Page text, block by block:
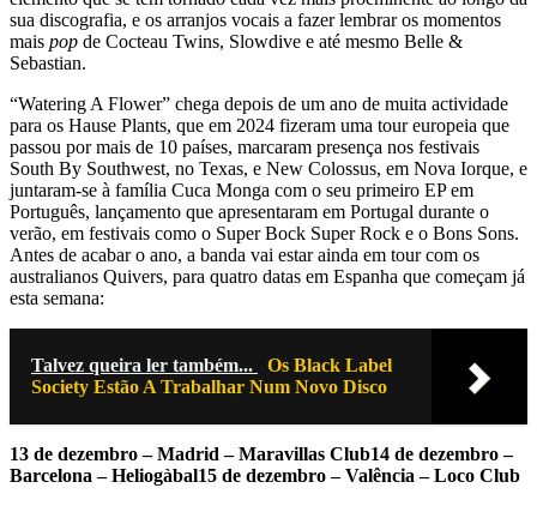
sua discografia, e os arranjos vocais a fazer lembrar os momentos
mais pop de Cocteau Twins, Slowdive e até mesmo Belle &
Sebastian.
“Watering A Flower” chega depois de um ano de muita actividade
para os Hause Plants, que em 2024 fizeram uma tour europeia que
passou por mais de 10 países, marcaram presença nos festivais
South By Southwest, no Texas, e New Colossus, em Nova Iorque, e
juntaram-se à família Cuca Monga com o seu primeiro EP em
Português, lançamento que apresentaram em Portugal durante o
verão, em festivais como o Super Bock Super Rock e o Bons Sons.
Antes de acabar o ano, a banda vai estar ainda em tour com os
australianos Quivers, para quatro datas em Espanha que começam já
esta semana:
Talvez queira ler também...
Os Black Label
Society Estão A Trabalhar Num Novo Disco
13 de dezembro – Madrid – Maravillas Club14 de dezembro –
Barcelona – Heliogàbal15 de dezembro – Valência – Loco Club